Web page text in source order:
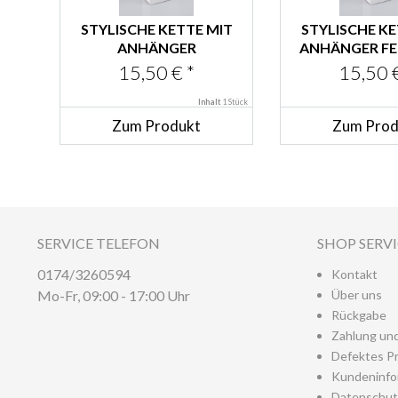
STYLISCHE KETTE MIT
ANHÄNGER
SCHOKOLADENBRAUN
15,50 € *
Inhalt 1 Stück
Zum Produkt
STYLISCHE
ANHÄNGER
15,50
Zum
SERVICE TELEFON
0174/3260594
Mo-Fr, 09:00 - 17:00 Uhr
SHOP
Kontakt
Über uns
Rückgabe
Zahlung
Defektes